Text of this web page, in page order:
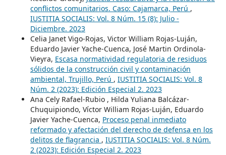
conflictos comunitarios. Caso: Cajamarca, Perú ,
IUSTITIA SOCIALIS: Vol. 8 Núm. 15 (8): Julio -
Diciembre. 2023
Celia Janet Vigo-Rojas, Victor William Rojas-Luján,
Eduardo Javier Yache-Cuenca, José Martin Ordinola-
Vieyra, Escasa normatividad regulatoria de residuos
sólidos de la construcción civil y contaminación
ambiental, Trujillo, Perú , IUSTITIA SOCIALIS: Vol. 8
Núm. 2 (2023): Edición Especial 2. 2023
Ana Cely Rafael-Rubio , Hilda Yuliana Balcázar-
Chuquipiondo, Víctor William Rojas-Luján, Eduardo
Javier Yache-Cuenca, Proceso penal inmediato
reformado y afectación del derecho de defensa en los
delitos de flagrancia , IUSTITIA SOCIALIS: Vol. 8 Núm.
2 (2023): Edición Especial 2. 2023